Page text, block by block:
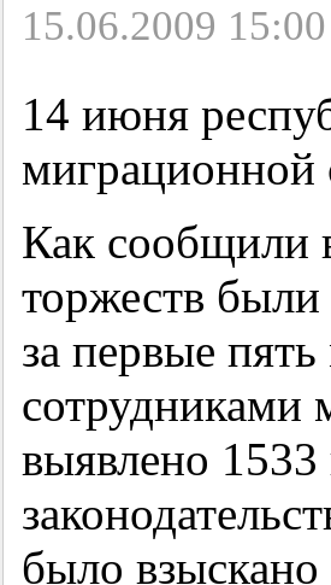
15.06.2009 15:00
14 июня
миграционной
Как
торжеств были
за первые
сотрудниками
выявлено
было